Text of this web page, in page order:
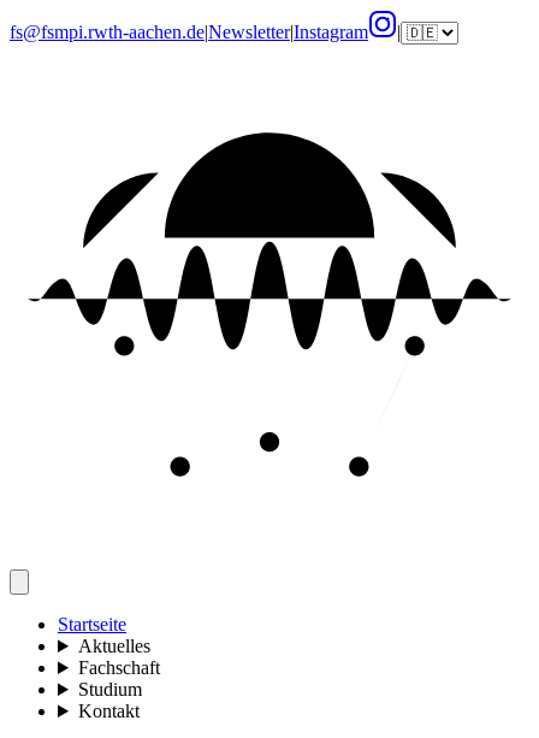
fs@fsmpi.rwth-aachen.de|Newsletter|Instagram |
Startseite
Aktuelles
Fachschaft
Studium
Kontakt